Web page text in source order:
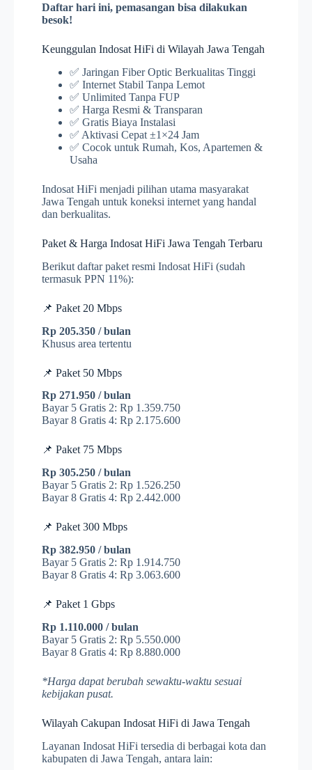
Daftar hari ini, pemasangan bisa dilakukan
besok!
Keunggulan Indosat HiFi di Wilayah Jawa Tengah
✅ Jaringan Fiber Optic Berkualitas Tinggi
✅ Internet Stabil Tanpa Lemot
✅ Unlimited Tanpa FUP
✅ Harga Resmi & Transparan
✅ Gratis Biaya Instalasi
✅ Aktivasi Cepat ±1×24 Jam
✅ Cocok untuk Rumah, Kos, Apartemen &
Usaha
Indosat HiFi menjadi pilihan utama masyarakat
Jawa Tengah untuk koneksi internet yang handal
dan berkualitas.
Paket & Harga Indosat HiFi Jawa Tengah Terbaru
Berikut daftar paket resmi Indosat HiFi (sudah
termasuk PPN 11%):
📌 Paket 20 Mbps
Rp 205.350 / bulan
Khusus area tertentu
📌 Paket 50 Mbps
Rp 271.950 / bulan
Bayar 5 Gratis 2: Rp 1.359.750
Bayar 8 Gratis 4: Rp 2.175.600
📌 Paket 75 Mbps
Rp 305.250 / bulan
Bayar 5 Gratis 2: Rp 1.526.250
Bayar 8 Gratis 4: Rp 2.442.000
📌 Paket 300 Mbps
Rp 382.950 / bulan
Bayar 5 Gratis 2: Rp 1.914.750
Bayar 8 Gratis 4: Rp 3.063.600
📌 Paket 1 Gbps
Rp 1.110.000 / bulan
Bayar 5 Gratis 2: Rp 5.550.000
Bayar 8 Gratis 4: Rp 8.880.000
*Harga dapat berubah sewaktu-waktu sesuai
kebijakan pusat.
Wilayah Cakupan Indosat HiFi di Jawa Tengah
Layanan Indosat HiFi tersedia di berbagai kota dan
kabupaten di Jawa Tengah, antara lain: